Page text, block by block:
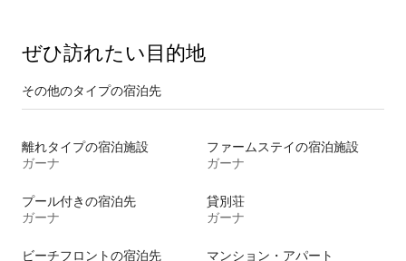
ぜひ訪⁠れ⁠た⁠い目⁠的⁠地
その他のタ⁠イ⁠プ⁠の宿⁠泊⁠先
離れタイプの宿泊施設
ガーナ
ファームステイの宿泊施設
ガーナ
プール付きの宿泊先
ガーナ
貸別荘
ガーナ
ビーチフロントの宿泊先 マンション・アパート